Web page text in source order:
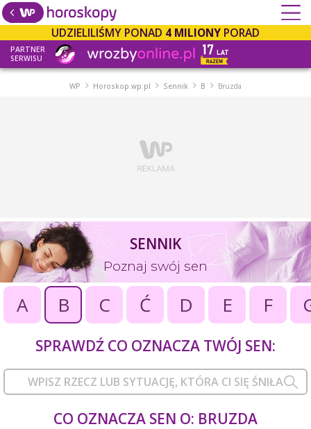
UDZIELILIŚMY PONAD 4 MILIONY PORAD
PARTNER
SERWISU
WP Horoskop.wp.pl Sennik B Bruzda
SENNIK
Poznaj swój sen
A B C Ć D E F
SPRAWDŹ CO OZNACZA TWÓJ SEN:
CO OZNACZA SEN O: BRUZDA